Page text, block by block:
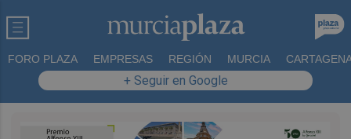
FORO PLAZA EMPRESAS REGIÓN MURCIA
+ Seguir en Google